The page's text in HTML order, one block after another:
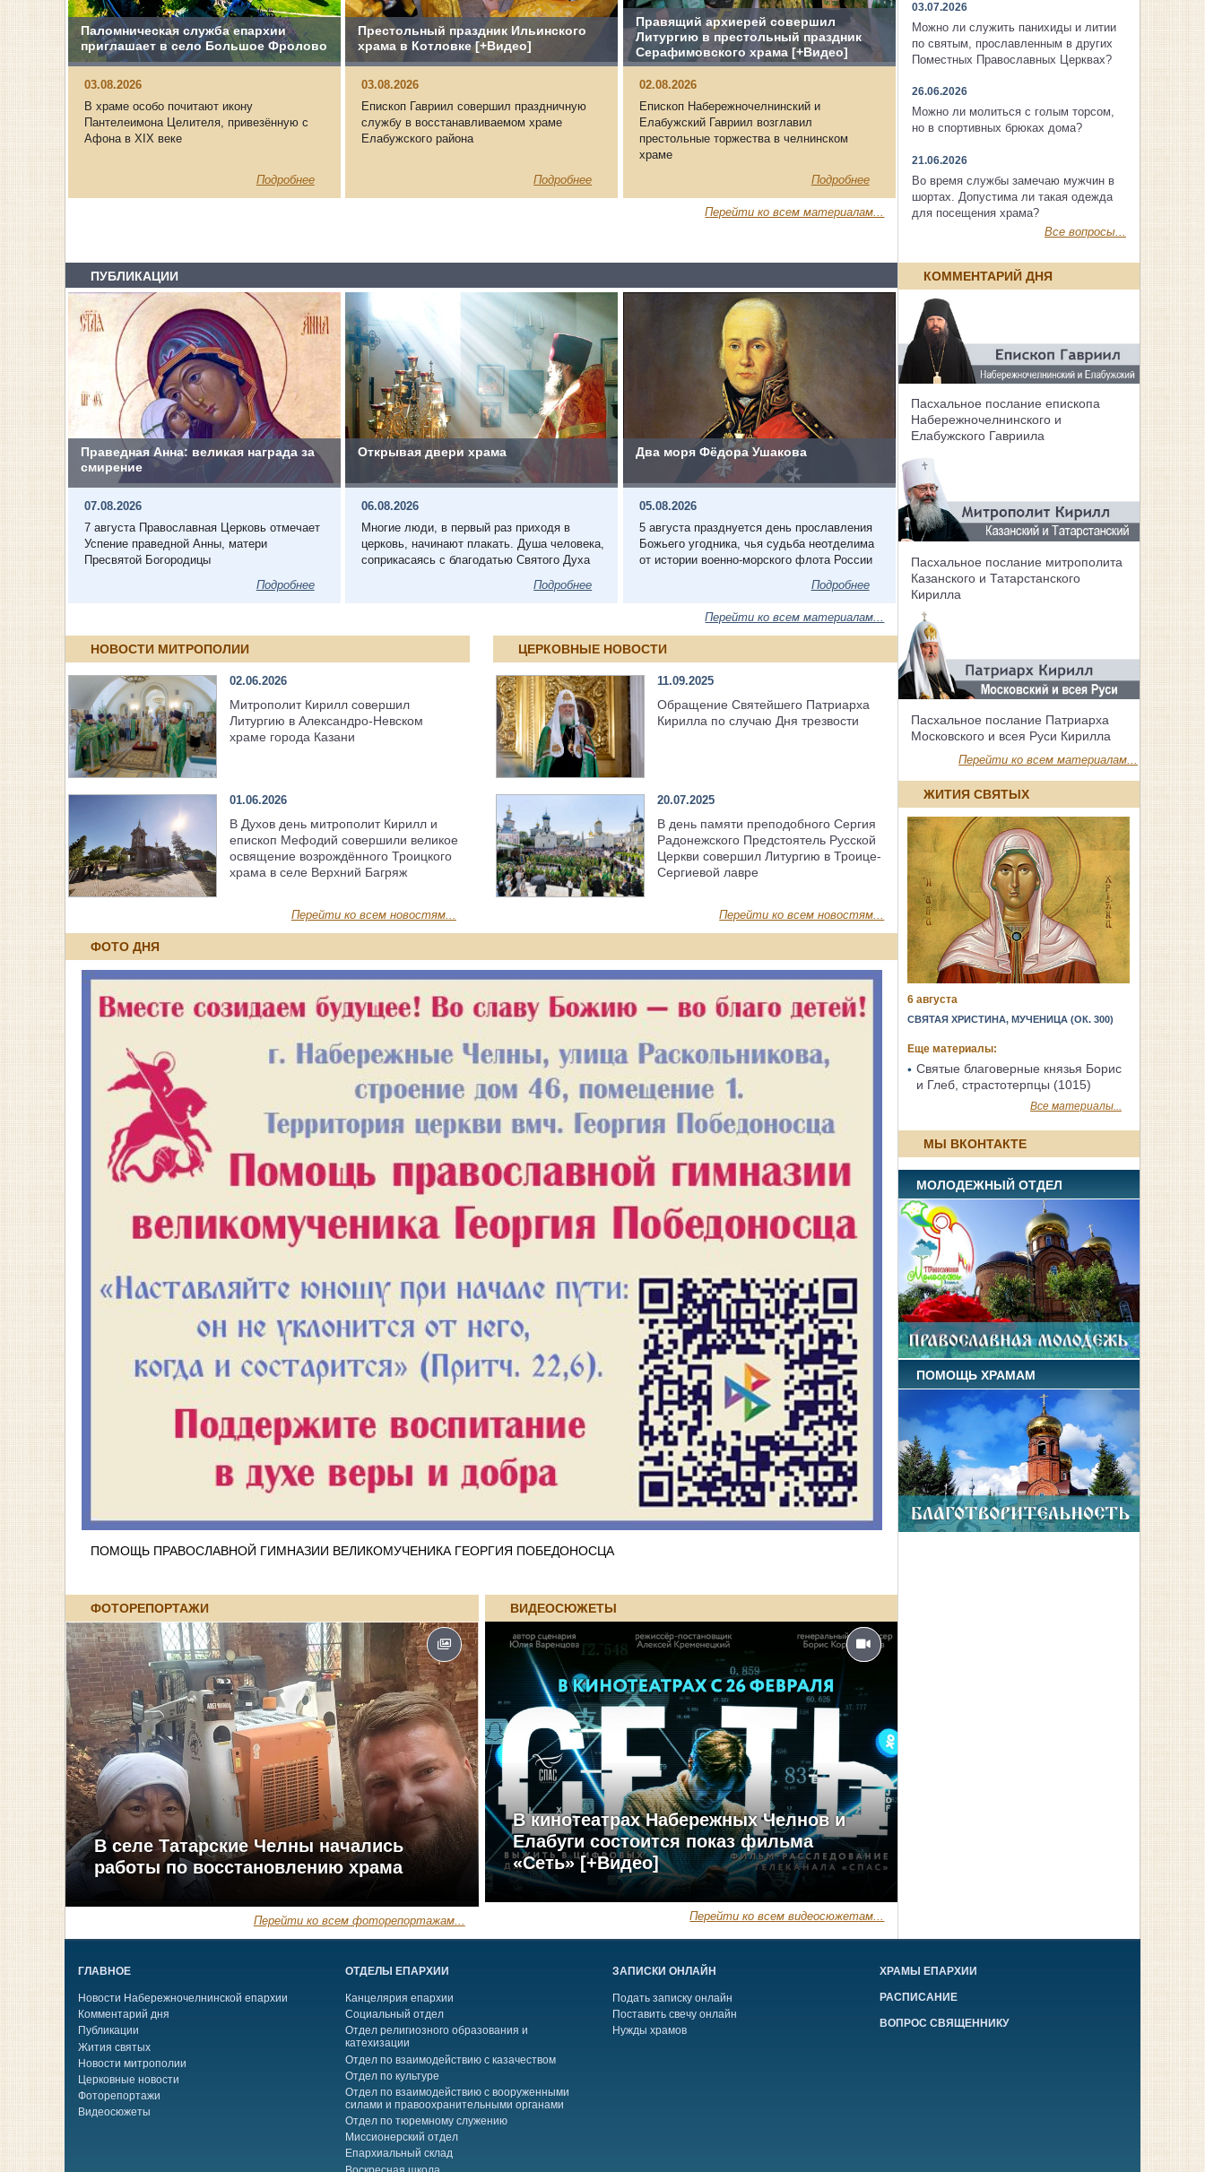
Паломническая служба епархии
приглашает в село Большое Фролово
03.08.2026
В храме особо почитают икону
Пантелеимона Целителя, привезённую с
Афона в XIX веке
Подробнее
Престольный праздник Ильинского
храма в Котловке [+Видео]
03.08.2026
Епископ Гавриил совершил праздничную
службу в восстанавливаемом храме
Елабужского района
Подробнее
Правящий архиерей совершил
Литургию в престольный праздник
Серафимовского храма [+Видео]
02.08.2026
Епископ Набережночелнинский и
Елабужский Гавриил возглавил
престольные торжества в челнинском
храме
Подробнее
Перейти ко всем материалам...
03.07.2026
Можно ли служить панихиды и литии
по святым, прославленным в других
Поместных Православных Церквах?
26.06.2026
Можно ли молиться с голым торсом,
но в спортивных брюках дома?
21.06.2026
Во время службы замечаю мужчин в
шортах. Допустима ли такая одежда
для посещения храма?
Все вопросы...
ПУБЛИКАЦИИ
Праведная Анна: великая награда за
смирение
07.08.2026
7 августа Православная Церковь отмечает
Успение праведной Анны, матери
Пресвятой Богородицы
Подробнее
Открывая двери храма
06.08.2026
Многие люди, в первый раз приходя в
церковь, начинают плакать. Душа человека,
соприкасаясь с благодатью Святого Духа
Подробнее
Два моря Фёдора Ушакова
05.08.2026
5 августа празднуется день прославления
Божьего угодника, чья судьба неотделима
от истории военно-морского флота России
Подробнее
Перейти ко всем материалам...
НОВОСТИ МИТРОПОЛИИ
02.06.2026
Митрополит Кирилл совершил
Литургию в Александро-Невском
храме города Казани
01.06.2026
В Духов день митрополит Кирилл и
епископ Мефодий совершили великое
освящение возрождённого Троицкого
храма в селе Верхний Багряж
Перейти ко всем новостям...
ЦЕРКОВНЫЕ НОВОСТИ
11.09.2025
Обращение Святейшего Патриарха
Кирилла по случаю Дня трезвости
20.07.2025
В день памяти преподобного Сергия
Радонежского Предстоятель Русской
Церкви совершил Литургию в Троице-
Сергиевой лавре
Перейти ко всем новостям...
ФОТО ДНЯ
ПОМОЩЬ ПРАВОСЛАВНОЙ ГИМНАЗИИ ВЕЛИКОМУЧЕНИКА ГЕОРГИЯ ПОБЕДОНОСЦА
ФОТОРЕПОРТАЖИ
В селе Татарские Челны начались
работы по восстановлению храма
Перейти ко всем фоторепортажам...
ВИДЕОСЮЖЕТЫ
В кинотеатрах Набережных Челнов и
Елабуги состоится показ фильма
«Сеть» [+Видео]
Перейти ко всем видеосюжетам...
КОММЕНТАРИЙ ДНЯ
Пасхальное послание епископа
Набережночелнинского и
Елабужского Гавриила
Пасхальное послание митрополита
Казанского и Татарстанского
Кирилла
Пасхальное послание Патриарха
Московского и всея Руси Кирилла
Перейти ко всем материалам...
ЖИТИЯ СВЯТЫХ
6 августа
СВЯТАЯ ХРИСТИНА, МУЧЕНИЦА (ОК. 300)
Еще материалы:
Святые благоверные князья Борис
и Глеб, страстотерпцы (1015)
Все материалы...
МЫ ВКОНТАКТЕ
МОЛОДЕЖНЫЙ ОТДЕЛ
ПОМОЩЬ ХРАМАМ
ГЛАВНОЕ
Новости Набережночелнинской епархии
Комментарий дня
Публикации
Жития святых
Новости митрополии
Церковные новости
Фоторепортажи
Видеосюжеты
ОТДЕЛЫ ЕПАРХИИ
Канцелярия епархии
Социальный отдел
Отдел религиозного образования и
катехизации
Отдел по взаимодействию с казачеством
Отдел по культуре
Отдел по взаимодействию с вооруженными
силами и правоохранительными органами
Отдел по тюремному служению
Миссионерский отдел
Епархиальный склад
ЗАПИСКИ ОНЛАЙН
Подать записку онлайн
Поставить свечу онлайн
Нужды храмов
ХРАМЫ ЕПАРХИИ
РАСПИСАНИЕ
ВОПРОС СВЯЩЕННИКУ